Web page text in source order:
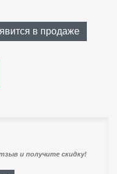
в продаже
и получите скидку!